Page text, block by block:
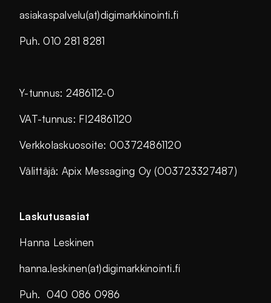
asiakaspalvelu(at)digimarkkinointi.fi
Puh. 010 281 8281
Y-tunnus: 2486112-0
VAT-tunnus: FI24861120
Verkkolaskuosoite: 003724861120
Välittäjä: Apix Messaging Oy (003723327487)
Laskutusasiat
Hanna Leskinen
hanna.leskinen(at)digimarkkinointi.fi
Puh. 040 086 0986